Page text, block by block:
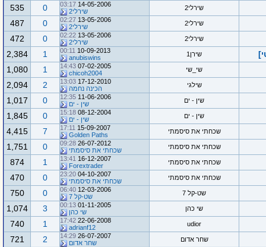
שירלי2 14-05-2006
03:17
שירלי2
0
535
שירלי2 13-05-2006
02:27
שירלי2
0
487
שירלי2 13-05-2006
02:22
שירלי2
0
472
שירן1 10-09-2013
00:11
anubiswins
1
2,384
שי_שי 07-02-2005
14:43
chicoh2004
1
1,080
שילגי 17-12-2010
13:03
הכינה נחמה
2
2,094
שין - ים 11-06-2006
12:35
שין - ים
0
1,017
שין - ים 08-12-2004
15:18
שין - ים
0
1,845
שכחתי את סיסמתי 15-09-2007
17:11
Golden Paths
7
4,415
שכחתי את סיסמתי 26-07-2012
09:28
שכחתי את סיסמתי
0
1,751
שכחתי את סיסמתי 16-12-2007
13:41
Forextrader
1
874
שכחתי את סיסמתי 04-10-2007
23:20
שכחתי את סיסמתי
0
470
שט-קל 7 12-03-2006
06:40
שט-קל 7
0
750
שי כהן 01-11-2005
00:13
שי כהן
3
1,074
udior
22-06-2008
17:42
adrianf12
1
740
שחר אדום 26-07-2007
14:29
שחר אדום
2
721